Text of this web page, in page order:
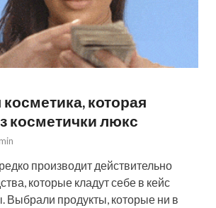
которая
косметички люкс
производит действительно
которые кладут себе в кейс
Выбрали продукты, которые ни в